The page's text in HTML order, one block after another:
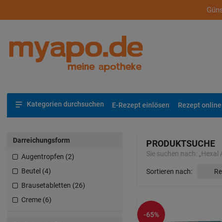
Kategorien durchsuchen E-Rezept einlösen Rezept
PRODUKTSUCHE
Sie suchen nach: „Hexal
Sortieren nach:
-65%
Darreichungsform
Augentropfen (2)
Beutel (4)
Brausetabletten (26)
Creme (6)